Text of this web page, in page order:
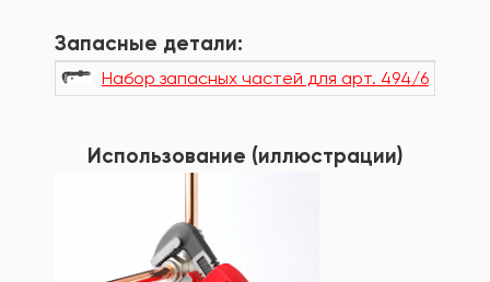
Запасные детали:
Набор запасных частей для арт. 494/6
Использование (иллюстрации)